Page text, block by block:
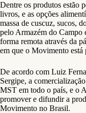
Dentre os produtos estão
livros, e as opções
massa de cuscuz, sucos,
pelo Armazém do Campo
forma remota através da
em que o Movimento está
De acordo com Luiz
Sergipe, a
MST em todo o país, e o
promover e difundir a
Movimento no Brasil.